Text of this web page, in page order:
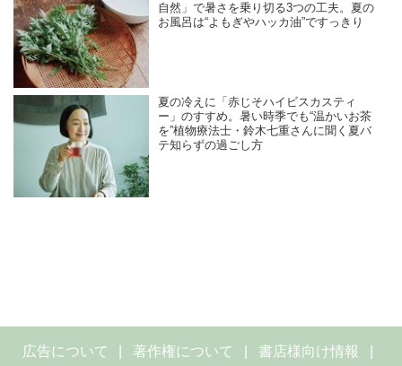
自然」で暑さを乗り切る3つの工夫。夏の
お風呂は“よもぎやハッカ油”ですっきり
夏の冷えに「赤じそハイビスカスティ
ー」のすすめ。暑い時季でも“温かいお茶
を”植物療法士・鈴木七重さんに聞く夏バ
テ知らずの過ごし方
広告について 著作権について 書店様向け情報